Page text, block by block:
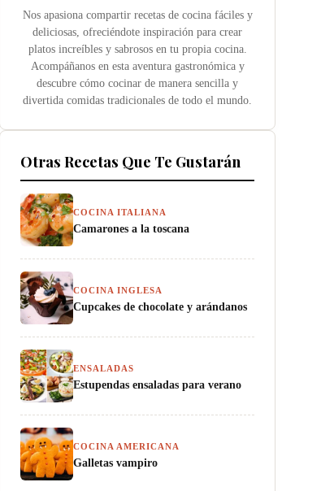
Nos apasiona compartir recetas de cocina fáciles y
deliciosas, ofreciéndote inspiración para crear
platos increíbles y sabrosos en tu propia cocina.
Acompáñanos en esta aventura gastronómica y
descubre cómo cocinar de manera sencilla y
divertida comidas tradicionales de todo el mundo.
Otras Recetas Que Te Gustarán
COCINA ITALIANA
Camarones a la toscana
COCINA INGLESA
Cupcakes de chocolate y arándanos
ENSALADAS
Estupendas ensaladas para verano
COCINA AMERICANA
Galletas vampiro